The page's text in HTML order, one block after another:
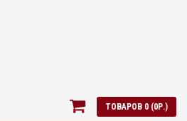
ТОВАРОВ 0 (0Р.)